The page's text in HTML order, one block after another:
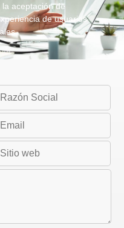
la aceptación de
de usuarios